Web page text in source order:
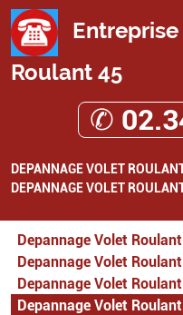
Roulant 45
✆
DEPANNAGE VOLET
DEPANNAGE VOLET
Depannage Volet
Depannage Volet Roulant
Depannage Volet
Depannage Volet